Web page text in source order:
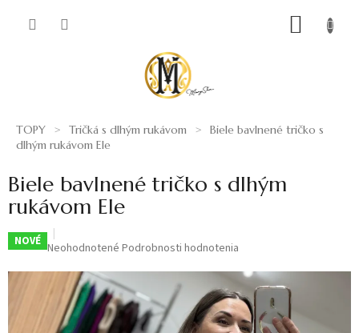
TOPY Tričká s dlhým rukávom
Biele bavlnené tričko s
dlhým rukávom Ele
Biele bavlnené tričko s dlhým
rukávom Ele
NOVÉ Priemerné
produktu
je
0,0
Neohodnotené Podrobnosti hodnotenia